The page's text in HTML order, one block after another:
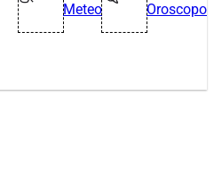
Meteo Oroscopo